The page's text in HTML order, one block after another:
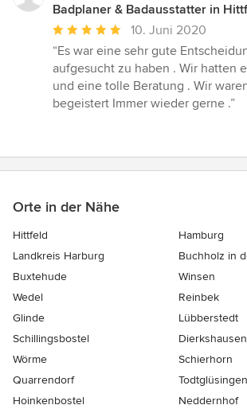
Badplaner & Badausstatter in
Durchschnittliche
Bewertung:
5
von
5
10. Juni 2020
“Es war eine sehr gute
aufgesucht zu haben . Wir hatten
und eine tolle Beratung . Wir
begeistert Immer wieder gerne .”
Orte in der Nähe
Hittfeld
Hamburg
Landkreis Harburg
Buchholz in
Buxtehude
Winsen
Wedel
Reinbek
Glinde
Lübberstedt
Schillingsbostel
Dierkshausen
Wörme
Schierhorn
Quarrendorf
Todtglüsingen
Hoinkenbostel
Neddernhof